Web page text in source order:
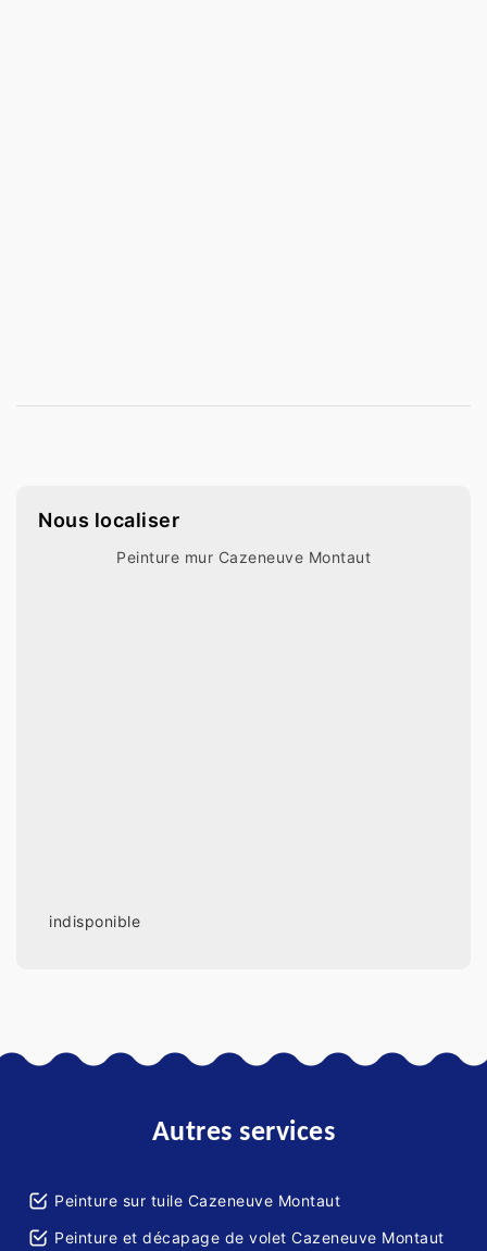
Nous localiser
Peinture mur Cazeneuve Montaut
indisponible
Autres services
Peinture sur tuile Cazeneuve Montaut
Peinture et décapage de volet Cazeneuve Montaut